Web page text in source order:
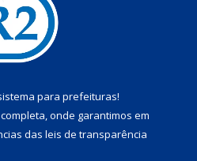
para prefeituras!
completa, onde garantimos em
das leis de transparência